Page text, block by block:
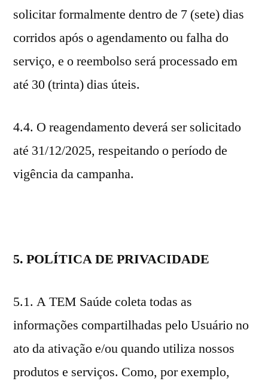
solicitar formalmente dentro de 7 (sete) dias
corridos após o agendamento ou falha do
serviço, e o reembolso será processado em
até 30 (trinta) dias úteis.
4.4. O reagendamento deverá ser solicitado
até 31/12/2025, respeitando o período de
vigência da campanha.
5. POLÍTICA DE PRIVACIDADE
5.1. A TEM Saúde coleta todas as
informações compartilhadas pelo Usuário no
ato da ativação e/ou quando utiliza nossos
produtos e serviços. Como, por exemplo,